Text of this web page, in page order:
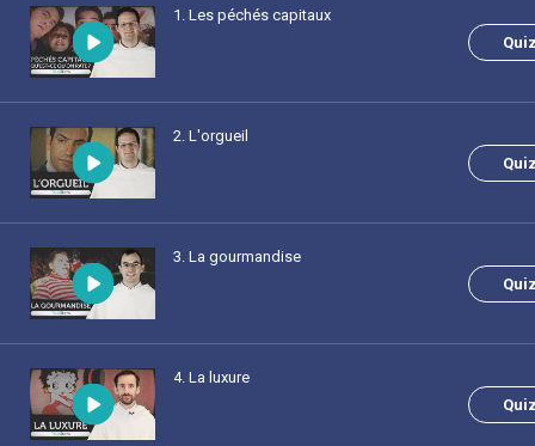
1 . Les péchés capitaux
2. L'orgueil
3. La gourmandise
4. La luxure